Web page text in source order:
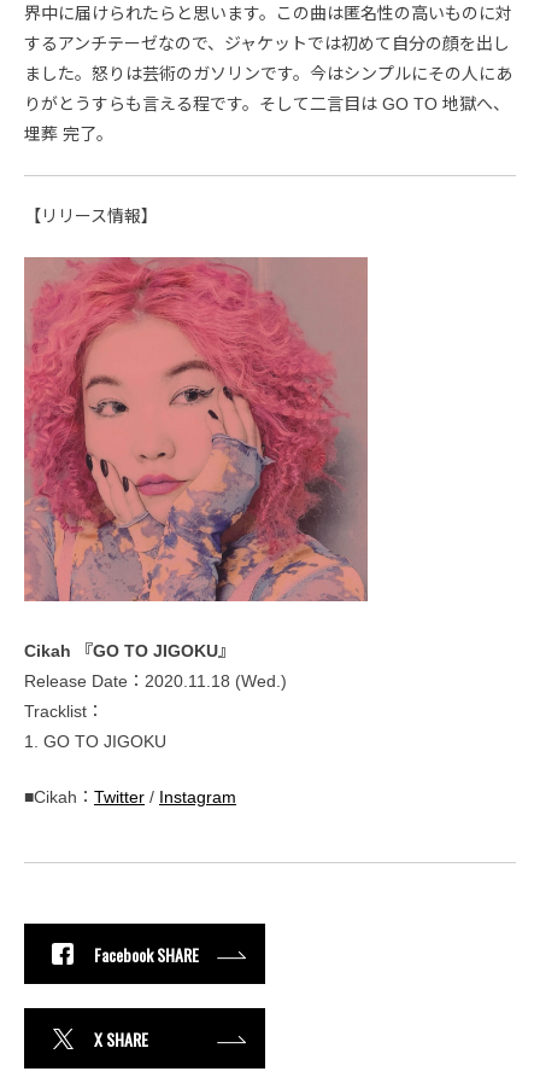
界中に届けられたらと思います。この曲は匿名性の高いものに対
するアンチテーゼなので、ジャケットでは初めて自分の顔を出し
ました。怒りは芸術のガソリンです。今はシンプルにその人にあ
りがとうすらも言える程です。そして二言目は GO TO 地獄へ、
埋葬 完了。
【リリース情報】
Cikah 『GO TO JIGOKU』
Release Date：2020.11.18 (Wed.)
Tracklist：
1. GO TO JIGOKU
■Cikah： Twitter / Instagram
Facebook SHARE
X SHARE